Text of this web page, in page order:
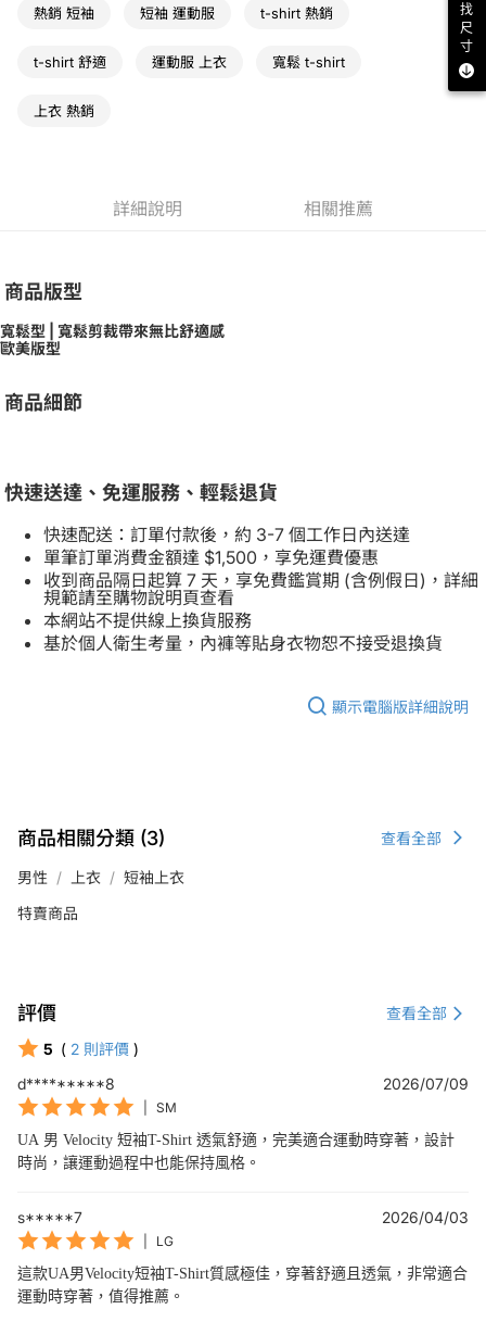
熱銷 短袖 短袖 運動服 t-shirt 熱銷
t-shirt 舒適 運動服 上衣 寬鬆 t-shirt
上衣 熱銷
詳細說明 相關推薦
商品版型
寬鬆型 | 寬鬆剪裁帶來無比舒適感
歐美版型
商品細節
快速送達、免運服務、輕鬆退貨
快速配送：訂單付款後，約 3-7 個工作日內送達
單筆訂單消費金額達 $1,500，享免運費優惠
收到商品隔日起算 7 天，享免費鑑賞期 (含例假日)，詳細
規範請至購物說明頁查看
本網站不提供線上換貨服務
基於個人衛生考量，內褲等貼身衣物恕不接受退換貨
顯示電腦版詳細說明
商品相關分類 (3) 查看全部
男性 上衣
短袖上衣
特賣商品
評價
查看全部
5 ( 2 則評價 )
d*********8
2026/07/09
SM
UA 男 Velocity 短袖T-Shirt 透氣舒適，完美適合運動時穿著，設計
時尚，讓運動過程中也能保持風格。
s*****7 2026/04/03
LG
這款UA男Velocity短袖T-Shirt質感極佳，穿著舒適且透氣，非常適合
運動時穿著，值得推薦。
找
尺
寸